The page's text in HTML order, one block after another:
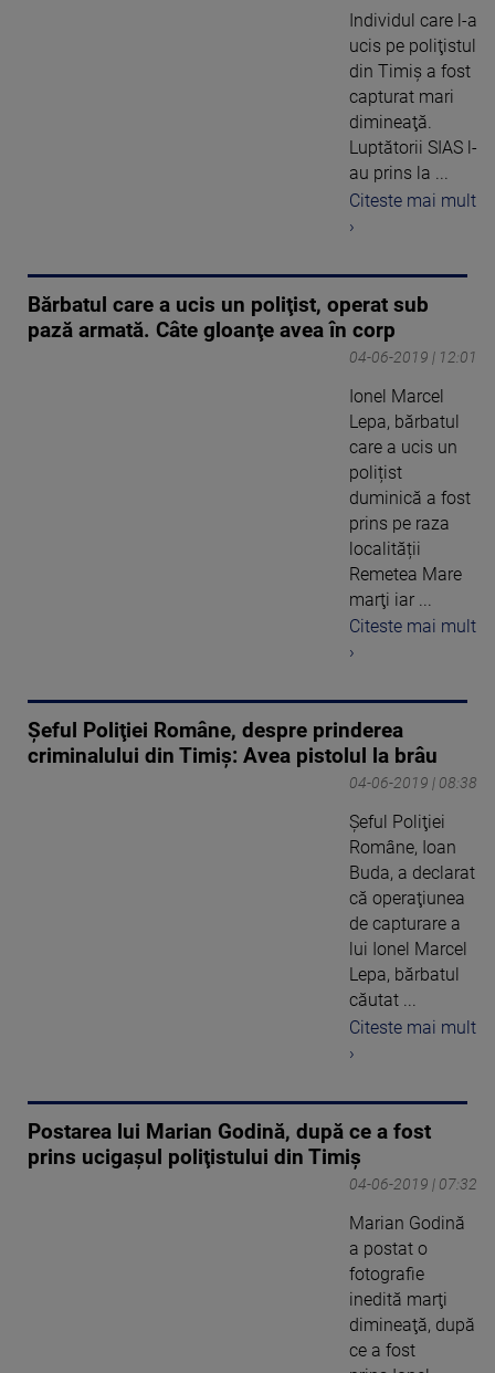
Individul care l-a
ucis pe poliţistul
din Timiş a fost
capturat mari
dimineaţă.
Luptătorii SIAS l-
au prins la ...
Citeste mai mult
›
Bărbatul care a ucis un poliţist, operat sub
pază armată. Câte gloanţe avea în corp
04-06-2019 | 12:01
Ionel Marcel
Lepa, bărbatul
care a ucis un
polițist
duminică a fost
prins pe raza
localității
Remetea Mare
marţi iar ...
Citeste mai mult
›
Şeful Poliţiei Române, despre prinderea
criminalului din Timiş: Avea pistolul la brâu
04-06-2019 | 08:38
Şeful Poliţiei
Române, Ioan
Buda, a declarat
că operaţiunea
de capturare a
lui Ionel Marcel
Lepa, bărbatul
căutat ...
Citeste mai mult
›
Postarea lui Marian Godină, după ce a fost
prins ucigaşul poliţistului din Timiş
04-06-2019 | 07:32
Marian Godină
a postat o
fotografie
inedită marţi
dimineaţă, după
ce a fost